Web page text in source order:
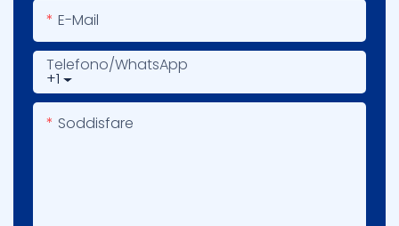
E-Mail
+1
Telefono/WhatsApp
Soddisfare